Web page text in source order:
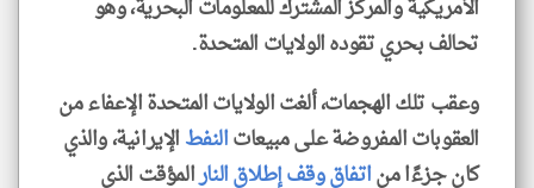
الأمريكية والمركز المشترك للمعلومات البحرية، وهو
تحالف بحري تقوده الولايات المتحدة.
وعقب تلك الهجمات، ألغت الولايات المتحدة الإعفاء من
العقوبات المفروضة على مبيعاتالنفطالإيرانية، والذي
كان جزءًا مناتفاق وقف إطلاق النارالمؤقت الذي